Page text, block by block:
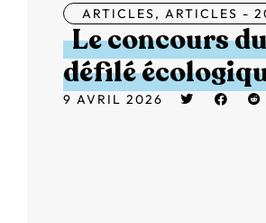
ARTICLES, ARTICLES -
Le concours
défilé
9 AVRIL 2026